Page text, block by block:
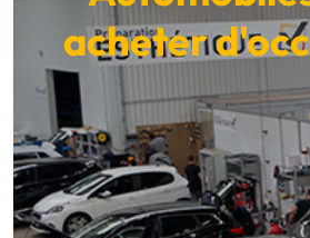
acheter